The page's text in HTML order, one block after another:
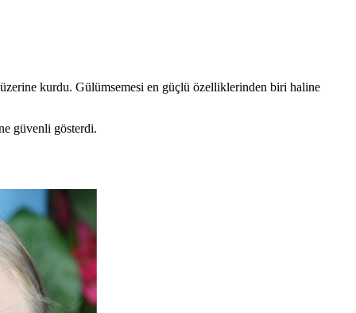
kurdu. Gülümsemesi en güçlü özelliklerinden biri haline
güvenli gösterdi.